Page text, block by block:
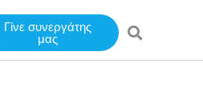
Γίνε συνεργάτης
μας